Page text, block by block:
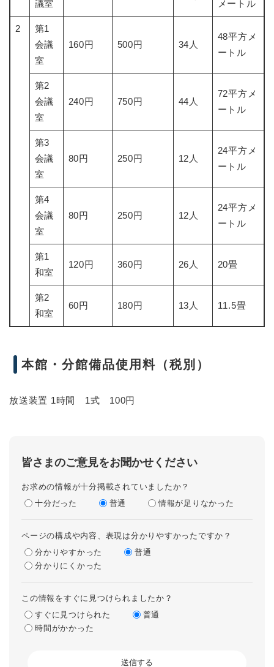
議室 メートル
2
第1
会議
室
160円 500円 34人
48平方メ
ートル
第2
会議
室
240円 750円 44人
72平方メ
ートル
第3
会議
室
80円 250円 12人
24平方メ
ートル
第4
会議
室
80円 250円 12人
24平方メ
ートル
第1
和室
120円 360円 26人 20畳
第2
和室
60円 180円 13人 11.5畳
本館・分館備品使用料（税別）
放送装置 1時間 1式 100円
皆さまのご意見をお聞かせください
お求めの情報が十分掲載されていましたか？
十分だった
普通 情報が足りなかった
ページの構成や内容、表現は分かりやすかったですか？
分かりやすかった
普通
分かりにくかった
この情報をすぐに見つけられましたか？
すぐに見つけられた
普通
時間がかかった